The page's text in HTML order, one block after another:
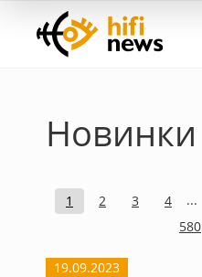
Новинки
1 2 3 4 ...
580
19.09.2023